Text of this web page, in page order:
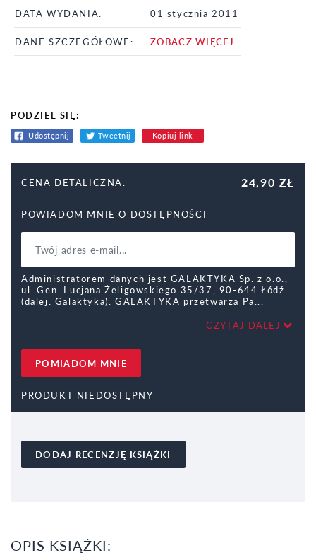
DATA WYDANIA: 01 stycznia 2011
DANE SZCZEGÓŁOWE: ZOBACZ WIĘCEJ
PODZIEL SIĘ:
Udostępnij Tweetnij Kopiuj link
CENA DETALICZNA: 24,90 ZŁ
POWIADOM MNIE O DOSTĘPNOŚCI
Administratorem danych jest GALAKTYKA Sp. z o.o.,
ul. Gen. Lucjana Żeligowskiego 35/37, 90-644 Łódź
(dalej: Galaktyka). GALAKTYKA przetwarza Pa
CZYTAJ DALEJ
POMIADOM MNIE
PRODUKT NIEDOSTĘPNY
DODAJ RECENZJĘ KSIĄŻKI
OPIS KSIĄŻKI: